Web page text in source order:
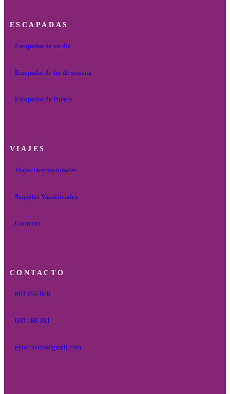
ESCAPADAS
Escapadas de un día
Escapadas de fin de semana
Escapadas de Puente
VIAJES
Viajes Internacionales
Paquetes Vacacionales
Contacto
CONTACTO
983 856 868
669 188 381
eylotravels@gmail.com